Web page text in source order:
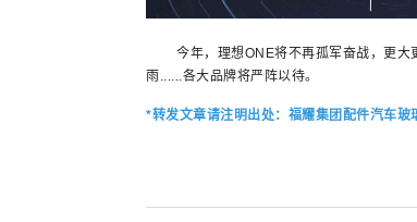
今年，理想ONE将不再孤军奋战，更大
雨......各大品牌将严阵以待。
*转发文章请注明出处：福耀集团配件汽车玻